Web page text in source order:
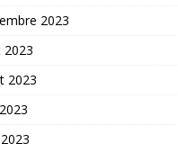
2023
2023